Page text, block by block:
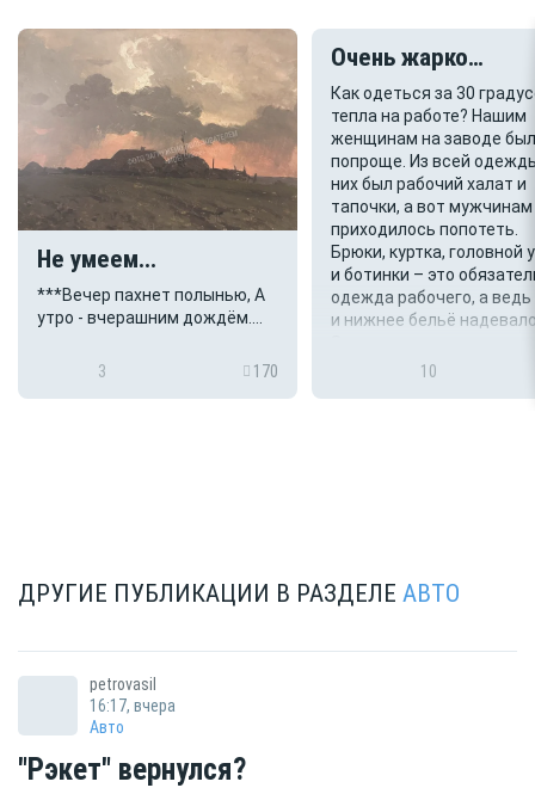
Не умеем...
***Вечер пахнет полынью, А
утро - вчерашним дождём.
настоящего. Посуливший нам
3 170
Очень жарко…
Как одеться за 30
тепла на работе? Нашим
женщинам на заводе
попроще. Из всей
них был рабочий халат и
тапочки, а вот мужчинам
приходилось попотеть.
Брюки, куртка, головной
и ботинки – это
одежда рабочего, а
и нижнее бельё
10
ДРУГИЕ ПУБЛИКАЦИИ В РАЗДЕЛЕ АВТО
petrovasil
16:17, вчера
Авто
"Рэкет" вернулся?